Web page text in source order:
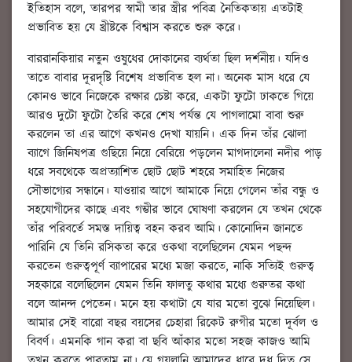
ইতিহাস বলে, তারপর স্বামী তার স্ত্রীর পবিত্র নৈতিকতায় এতটাই
প্রভাবিত হয় যে খ্রীষ্টকে বিশ্বাস করতে শুরু করে।
বাররানকিয়ার নতুন ওষুধের দোকানের ব্যর্থতা ছিল দর্শনীয়। যদিও
তাতে বাবার দূরদৃষ্টি বিশেষ প্রভাবিত হল না। অনেক মাস ধরে যে
কোনও ভাবে নিজেকে রক্ষার চেষ্টা করে, একটা ফুটো ঢাকতে গিয়ে
আরও দুটো ফুটো তৈরি করে শেষ পর্যন্ত যে পাগলামো বাবা শুরু
করলেন তা এর আগে কখনও দেখা যায়নি। এক দিন তাঁর ঝোলা
ব্যাগে জিনিষপত্র গুছিয়ে নিয়ে বেরিয়ে পড়লেন মাগদালেনা নদীর পাড়
ধরে সবথেকে অপ্রত্যাশিত ছোট ছোট শহরে সমাহিত নিজের
সৌভাগ্যের সন্ধানে। যাওয়ার আগে আমাকে নিয়ে গেলেন তাঁর বন্ধু ও
সহযোগীদের কাছে এবং গম্ভীর ভাবে ঘোষণা করলেন যে তখন থেকে
তাঁর পরিবর্তে সমস্ত দায়িত্ব বহন করব আমি। কোনোদিন জানতে
পারিনি যে তিনি রসিকতা করে ওকথা বলেছিলেন যেমন পছন্দ
করতেন গুরুত্বপূর্ণ ব্যাপারের মধ্যে মজা করতে, নাকি সত্যিই গুরুত্ব
সহকারে বলেছিলেন যেমন তিনি ফালতু কথার মধ্যে গুরুতর কথা
বলে আনন্দ পেতেন। মনে হয় কথাটা যে যার মতো বুঝে নিয়েছিল।
আমার সেই বারো বছর বয়সের চেহারা রিকেট রুগীর মতো দূর্বল ও
বিবর্ণ। এমনকি গান করা বা ছবি আঁকার মতো সহজ কাজও আমি